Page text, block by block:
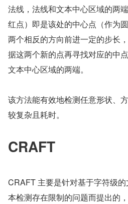
法线，法线和文本中心区域的两
红点）即是该处的中心点（作为
两个相反的方向前进一定的步长
据这两个新的点再寻找对应的中
文本中心区域的两端。
该方法能有效地检测任意形状、
较复杂且耗时。
CRAFT
CRAFT 主要是针对基于字符级
本检测存在限制的问题而提出的